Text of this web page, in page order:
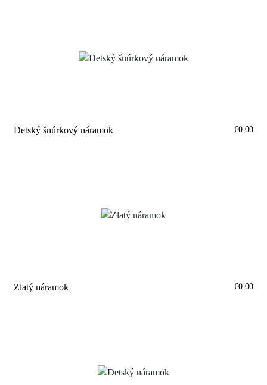
Detský šnúrkový náramok €0.00
Zlatý náramok €0.00